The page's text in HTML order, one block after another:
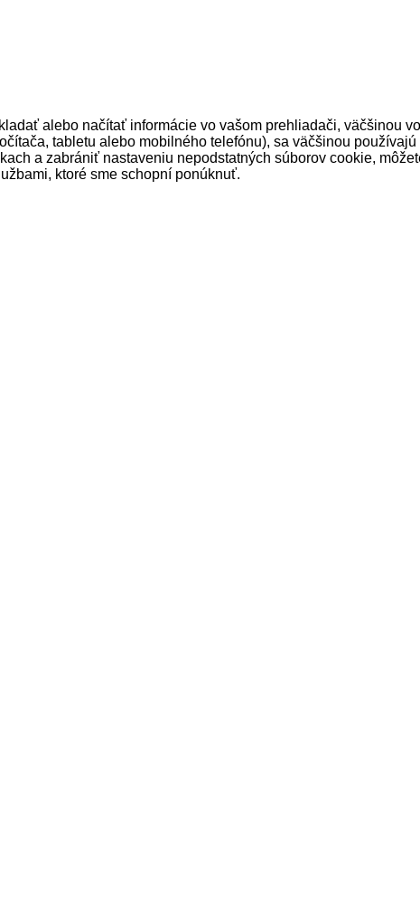
alebo načítať informácie vo vašom prehliadači, väčšinou
tabletu alebo mobilného telefónu), sa väčšinou
a zabrániť nastaveniu nepodstatných súborov cookie,
ktoré sme schopní ponúknuť.